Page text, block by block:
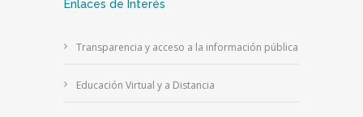
Enlaces de Interés
Transparencia y acceso a la información pública
Educación Virtual y a Distancia